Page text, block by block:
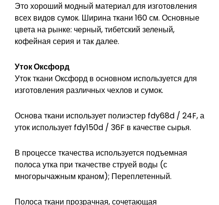
Это хороший модный материал для изготовления
всех видов сумок. Ширина ткани 160 см. Основные
цвета на рынке: черный, тибетский зеленый,
кофейная серия и так далее.
Уток Оксфорд
Уток ткани Оксфорд в основном используется для
изготовления различных чехлов и сумок.
Основа ткани использует полиэстер fdy68d / 24F, а
уток использует fdy150d / 36F в качестве сырья.
В процессе ткачества используется подъемная
полоса утка при ткачестве струей воды (с
многорычажным краном); Переплетенный.
Полоса ткани прозрачная, сочетающая